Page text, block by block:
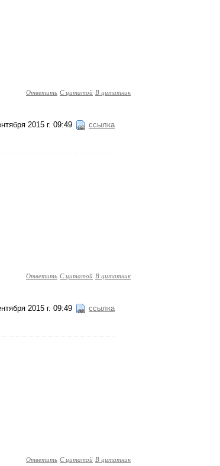
Ответить С цитатой В цитатник
2015 г. 09:49 ссылка
Ответить С цитатой В цитатник
2015 г. 09:49 ссылка
Ответить С цитатой В цитатник